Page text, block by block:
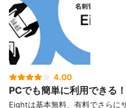
4.00
PCでも簡単に利用できる！
Eightは基本無料、有料でさらに